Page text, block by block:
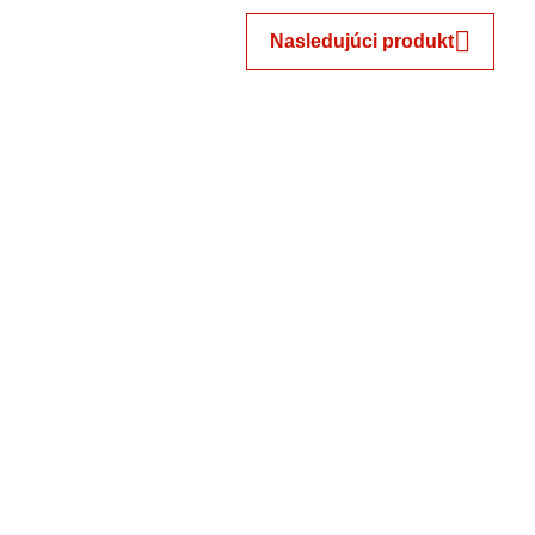
Nasledujúci produkt